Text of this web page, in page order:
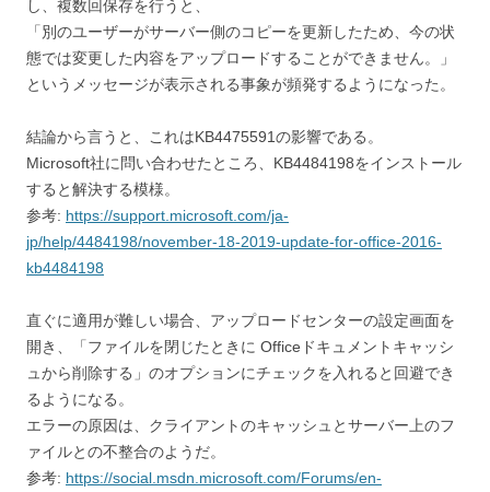
し、複数回保存を行うと、
「別のユーザーがサーバー側のコピーを更新したため、今の状
態では変更した内容をアップロードすることができません。」
というメッセージが表示される事象が頻発するようになった。
結論から言うと、これはKB4475591の影響である。
Microsoft社に問い合わせたところ、KB4484198をインストール
すると解決する模様。
参考: https://support.microsoft.com/ja-
jp/help/4484198/november-18-2019-update-for-office-2016-
kb4484198
直ぐに適用が難しい場合、アップロードセンターの設定画面を
開き、「ファイルを閉じたときに Officeドキュメントキャッシ
ュから削除する」のオプションにチェックを入れると回避でき
るようになる。
エラーの原因は、クライアントのキャッシュとサーバー上のフ
ァイルとの不整合のようだ。
参考: https://social.msdn.microsoft.com/Forums/en-